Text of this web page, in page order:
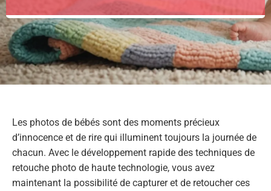
Les photos de bébés sont des moments précieux
d’innocence et de rire qui illuminent toujours la journée de
chacun. Avec le développement rapide des techniques de
retouche photo de haute technologie, vous avez
maintenant la possibilité de capturer et de retoucher ces